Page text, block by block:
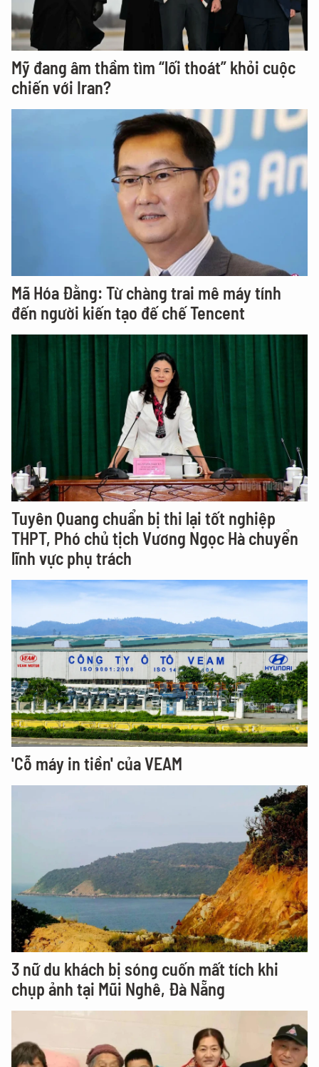
Mỹ đang âm thầm tìm “lối thoát” khỏi cuộc
chiến với Iran?
Mã Hóa Đằng: Từ chàng trai mê máy tính
đến người kiến tạo đế chế Tencent
Tuyên Quang chuẩn bị thi lại tốt nghiệp
THPT, Phó chủ tịch Vương Ngọc Hà chuyển
lĩnh vực phụ trách
'Cỗ máy in tiền' của VEAM
3 nữ du khách bị sóng cuốn mất tích khi
chụp ảnh tại Mũi Nghê, Đà Nẵng